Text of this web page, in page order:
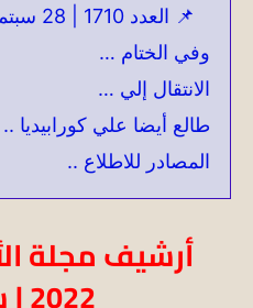
📌 العدد 1710 | 28 سبتمبر 2022
وفي الختام …
الانتقال إلي …
طالع أيضا علي كورابيديا ..
المصادر للاطلاع ..
أرشيف مجلة
2022 | سبتمبر